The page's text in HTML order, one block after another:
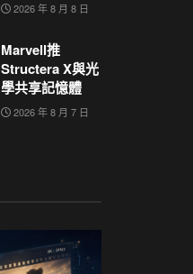
2026 年 8 月 8 日
Marvell推
Structera X與光
學共享記憶體
2026 年 8 月 7 日